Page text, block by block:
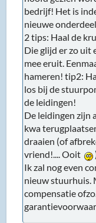
Ik zal nog even
nieuw stuurhuis.
compensatie
OMHOOG Pagina's